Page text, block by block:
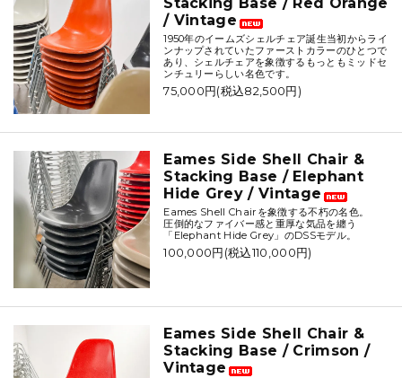
/ Vintage
1950年のイームズシェルチェア誕生当初からライ
ンナップされていたファーストカラーのひとつで
あり、シェルチェアを象徴するもっともミッドセ
ンチュリーらしい名色です。
75,000円(税込82,500円)
Eames Side Shell Chair &
Stacking Base / Elephant
Hide Grey / Vintage
Eames Shell Chairを象徴する不朽の名色。
圧倒的なファイバー感と重厚な気品を纏う
「Elephant Hide Grey」のDSSモデル。
100,000円(税込110,000円)
Eames Side Shell Chair &
Stacking Base / Crimson /
Vintage